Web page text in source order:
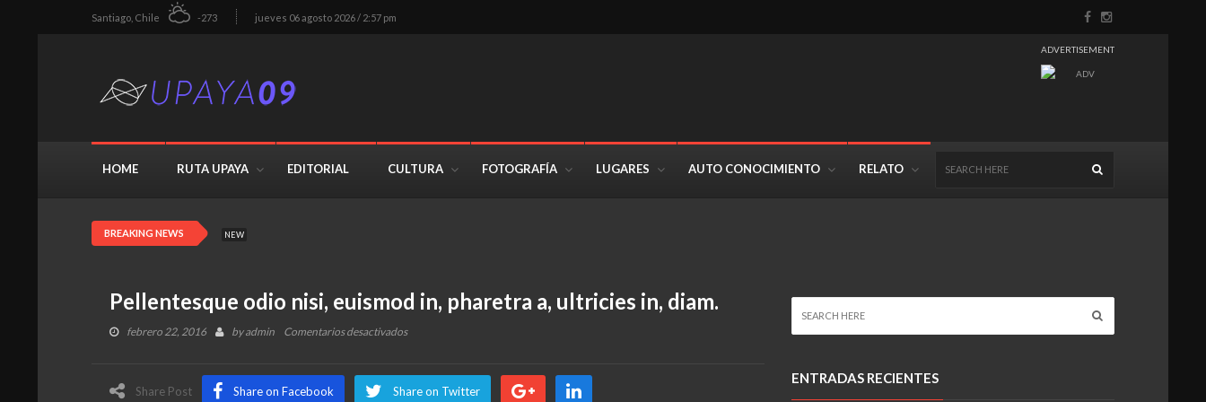
Santiago, Chile -273 jueves 06 agosto 2026 / 2:57 pm
ADVERTISEMENT
HOME RUTA UPAYA EDITORIAL CULTURA FOTOGRAFÍA LUGARES AUTO CONOCIMIENTO RELATO
BREAKING NEWS NEW
Pellentesque odio nisi, euismod in, pharetra a, ultricies in, diam.
febrero 22, 2016 byadmin Comentarios desactivadosen
Share Post Share on Facebook Share on Twitter
ENTRADAS RECIENTES